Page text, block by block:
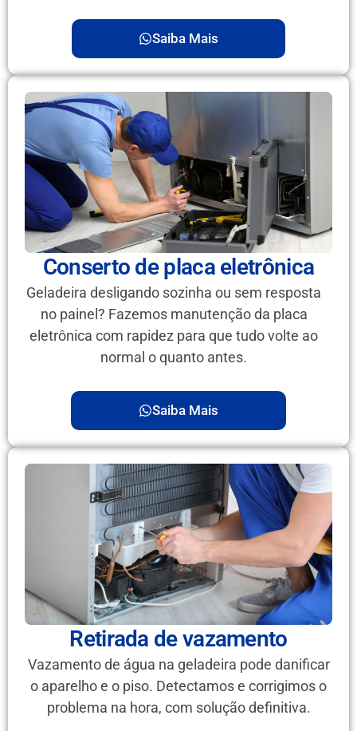
Saiba Mais
Conserto de placa eletrônica
Geladeira desligando sozinha ou sem resposta
no painel? Fazemos manutenção da placa
eletrônica com rapidez para que tudo volte ao
normal o quanto antes.
Saiba Mais
Retirada de vazamento
Vazamento de água na geladeira pode danificar
o aparelho e o piso. Detectamos e corrigimos o
problema na hora, com solução definitiva.